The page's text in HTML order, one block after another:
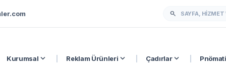
search
Kurumsal expand_more Reklam Ürünleri expand_more Çadırlarexpand_more